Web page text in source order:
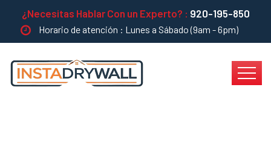
¿Necesitas Hablar Con un Experto? : 920-195-850
Horario de atención : Lunes a Sábado (9am - 6pm)